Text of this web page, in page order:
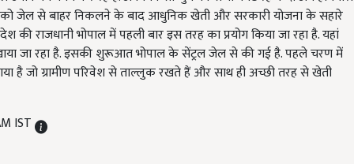
जेल से बाहर निकलने के बाद आधुनिक खेती और सरकारी योजना के सहारे
की राजधानी भोपाल में पहली बार इस तरह का प्रयोग किया जा रहा है. यहां
जा रहा है. इसकी शुरूआत भोपाल के सेंट्रल जेल से की गई है. पहले चरण में
है जो ग्रामीण परिवेश से ताल्लुक रखते हैं और साथ ही अच्छी तरह से खेती
IST